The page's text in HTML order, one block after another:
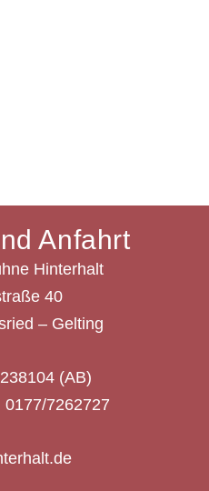
Anfahrt
Hinterhalt
40
– Gelting
(AB)
0177/7262727